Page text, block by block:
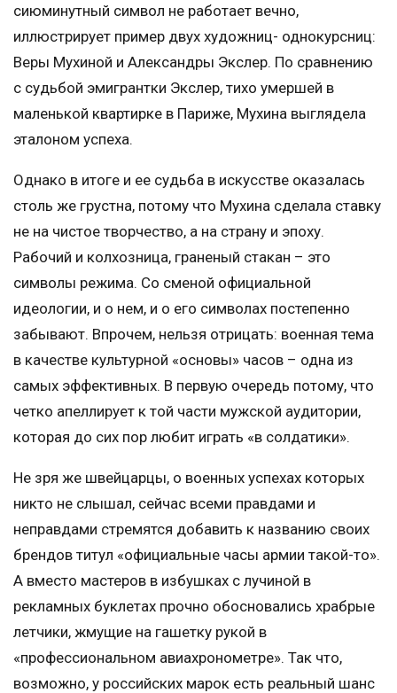
сиюминутный символ не работает вечно,
иллюстрирует пример двух художниц- однокурсниц:
Веры Мухиной и Александры Экслер. По сравнению
с судьбой эмигрантки Экслер, тихо умершей в
маленькой квартирке в Париже, Мухина выглядела
эталоном успеха.
Однако в итоге и ее судьба в искусстве оказалась
столь же грустна, потому что Мухина сделала ставку
не на чистое творчество, а на страну и эпоху.
Рабочий и колхозница, граненый стакан – это
символы режима. Со сменой официальной
идеологии, и о нем, и о его символах постепенно
забывают. Впрочем, нельзя отрицать: военная тема
в качестве культурной «основы» часов – одна из
самых эффективных. В первую очередь потому, что
четко апеллирует к той части мужской аудитории,
которая до сих пор любит играть «в солдатики».
Не зря же швейцарцы, о военных успехах которых
никто не слышал, сейчас всеми правдами и
неправдами стремятся добавить к названию своих
брендов титул «официальные часы армии такой-то».
А вместо мастеров в избушках с лучиной в
рекламных буклетах прочно обосновались храбрые
летчики, жмущие на гашетку рукой в
«профессиональном авиахронометре». Так что,
возможно, у российских марок есть реальный шанс